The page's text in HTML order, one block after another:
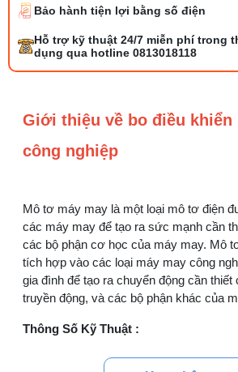
Bảo hành tiện lợi bằng số điện
Hỗ trợ kỹ thuật 24/7 miễn phí trong
dụng qua hotline 0813018118
Giới thiệu về bo điều khiển
công nghiệp
Mô tơ máy may là một loại mô tơ điện
các máy may để tạo ra sức mạnh cần
các bộ phận cơ học của máy may. Mô
tích hợp vào các loại máy may công
gia đình để tạo ra chuyển động cần thiết
truyền động, và các bộ phận khác của
Thông Số Kỹ Thuật :
Trọng Lượng: Chỉ 4 kg, tiết kiệm
Bộ phụ trợ kéo vải máy
dụng và cách lắp
đáng mua
21/07/2026 09:08 AM
Cách vệ sinh máy cắt
dễ làm
08/08/2026 08:58 AM
Quy trình kiểm vải đầu
điểm lỗi chuẩn
05/08/2026 10:52 AM